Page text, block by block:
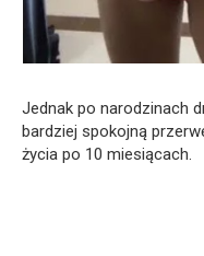
Jednak po narodzinach
bardziej spokojną
życia po 10 miesiącach.